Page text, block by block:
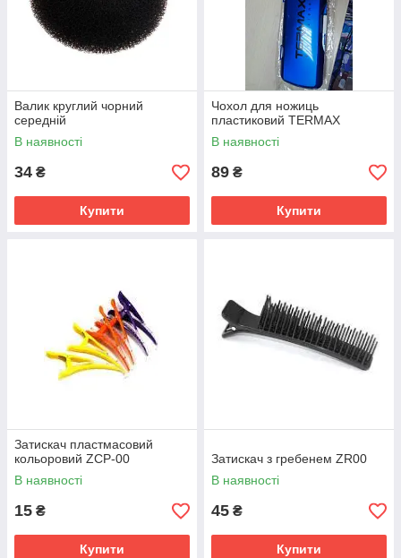
Валик круглий чорний
середній
В наявності
34 ₴
Купити
Чохол для ножиць
пластиковий TERMAX
В наявності
89 ₴
Купити
Затискач пластмасовий
кольоровий ZCP-00
В наявності
15 ₴
Купити
Затискач з гребенем ZR00
В наявності
45 ₴
Купити